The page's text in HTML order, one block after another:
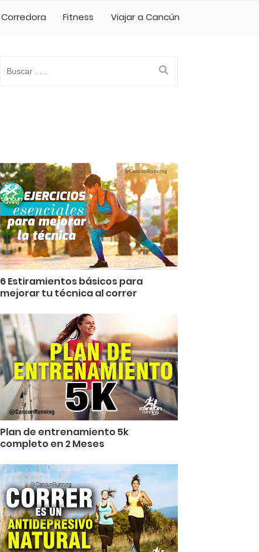
6 Estiramientos básicos para
mejorar tu técnica al correr
Plan de entrenamiento 5k
completo en 2 Meses
Fitness Viajar a Cancún